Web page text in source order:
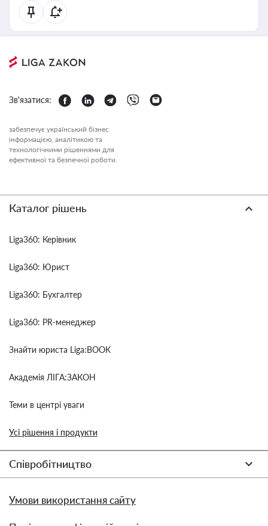
Зв'язатися:
забезпечує український бізнес
інформацією, аналітикою та
технологічними рішеннями для
ефективної та безпечної роботи.
Каталог рішень
Liga360: Керівник
Liga360: Юрист
Liga360: Бухгалтер
Liga360: PR-менеджер
Знайти юриста Liga:BOOK
Академія ЛІГА:ЗАКОН
Теми в центрі уваги
Усі рішення і продукти
Співробітництво
Умови використання сайту